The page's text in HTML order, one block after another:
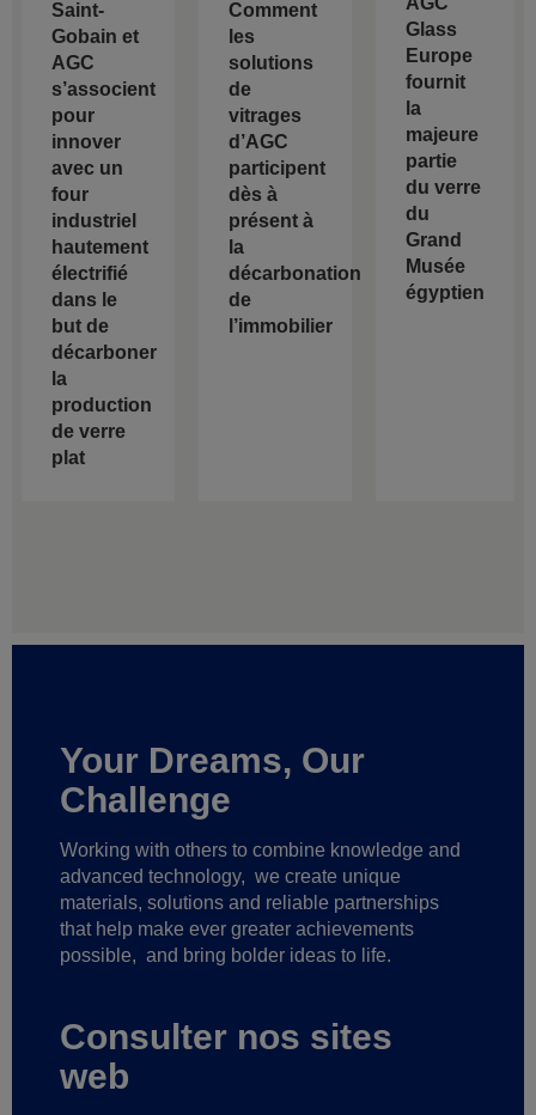
Saint-
Gobain et
AGC
s’associent
pour
innover
avec un
four
industriel
hautement
électrifié
dans le
but de
décarboner
la
production
de verre
plat
Comment
les
solutions
de
vitrages
d’AGC
participent
dès à
présent à
la
décarbonation
de
l’immobilier
Glass
Europe
fournit
la
majeure
partie
du verre
du
Grand
Musée
égyptien
Your Dreams, Our
Challenge
Working with others to combine knowledge and
advanced technology, we create unique
materials, solutions and reliable partnerships
that help make ever greater achievements
possible, and bring bolder ideas to life.
Consulter nos sites
web